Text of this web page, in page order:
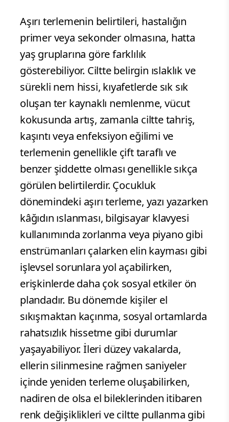
Aşırı terlemenin belirtileri, hastalığın
primer veya sekonder olmasına, hatta
yaş gruplarına göre farklılık
gösterebiliyor. Ciltte belirgin ıslaklık ve
sürekli nem hissi, kıyafetlerde sık sık
oluşan ter kaynaklı nemlenme, vücut
kokusunda artış, zamanla ciltte tahriş,
kaşıntı veya enfeksiyon eğilimi ve
terlemenin genellikle çift taraflı ve
benzer şiddette olması genellikle sıkça
görülen belirtilerdir. Çocukluk
dönemindeki aşırı terleme, yazı yazarken
kâğıdın ıslanması, bilgisayar klavyesi
kullanımında zorlanma veya piyano gibi
enstrümanları çalarken elin kayması gibi
işlevsel sorunlara yol açabilirken,
erişkinlerde daha çok sosyal etkiler ön
plandadır. Bu dönemde kişiler el
sıkışmaktan kaçınma, sosyal ortamlarda
rahatsızlık hissetme gibi durumlar
yaşayabiliyor. İleri düzey vakalarda,
ellerin silinmesine rağmen saniyeler
içinde yeniden terleme oluşabilirken,
nadiren de olsa el bileklerinden itibaren
renk değişiklikleri ve ciltte pullanma gibi